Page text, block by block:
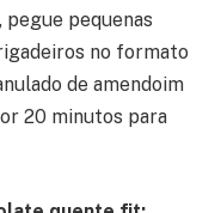
pegue pequenas
no formato
de amendoim
20 minutos para